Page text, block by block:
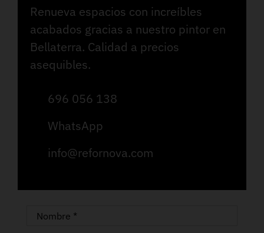
Renueva espacios con increíbles
acabados gracias a nuestro pintor en
Bellaterra. Calidad a precios
asequibles.
696 056 138
WhatsApp
info@refornova.com